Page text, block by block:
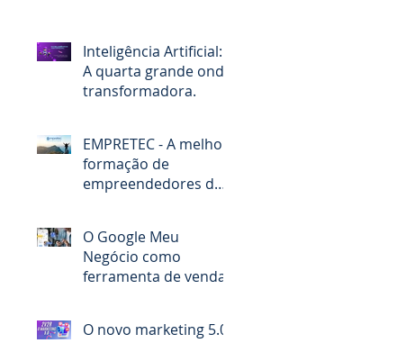
Inteligência Artificial:
A quarta grande onda
transformadora.
EMPRETEC - A melhor
formação de
empreendedores do
O Google Meu
Negócio como
ferramenta de vendas
O novo marketing 5.0